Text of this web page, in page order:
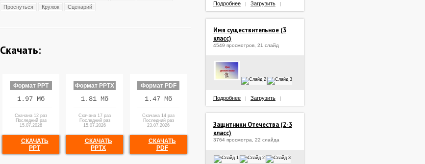
Проснуться
Кружок Сценарий
Скачать:
Формат PPT
1.97 Мб
Скачана 12 раз
Последний раз
15.07.2026
СКАЧАТЬ
PPT
Формат PPTX
1.81 Мб
Скачана 17 раз
Последний раз
15.07.2026
СКАЧАТЬ
PPTX
Формат PDF
1.47 Мб
Скачана 14 раз
Последний раз
23.07.2026
СКАЧАТЬ
PDF
Подробнее Загрузить
Имя существительное (3
класс)
4549 просмотров, 21 слайд
Подробнее Загрузить
Защитники Отечества (2-3
класс)
3764 просмотра, 22 слайда